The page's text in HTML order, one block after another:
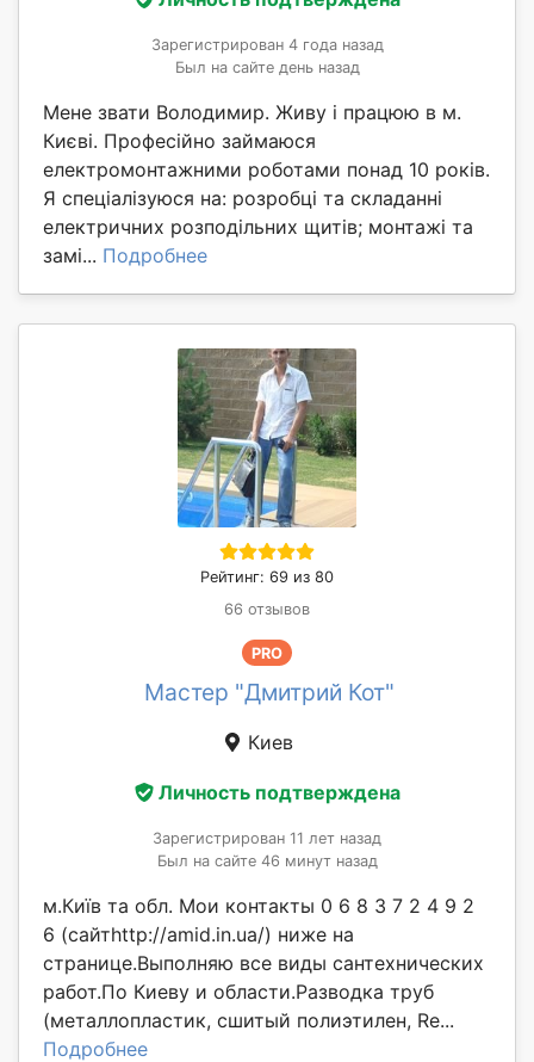
Зарегистрирован 4 года назад
Был на сайте день назад
Мене звати Володимир. Живу і працюю в м.
Києві. Професійно займаюся
електромонтажними роботами понад 10 років.
Я спеціалізуюся на: розробці та складанні
електричних розподільних щитів; монтажі та
замі... Подробнее
Рейтинг: 69 из 80
66 отзывов
PRO
Мастер "Дмитрий Кот"
Киев
Личность подтверждена
Зарегистрирован 11 лет назад
Был на сайте 46 минут назад
м.Київ та обл. Мои контакты 0 6 8 3 7 2 4 9 2
6 (сайтhttp://amid.in.ua/) ниже на
странице.Выполняю все виды сантехнических
работ.По Киеву и области.Разводка труб
(металлопластик, сшитый полиэтилен, Re...
Подробнее